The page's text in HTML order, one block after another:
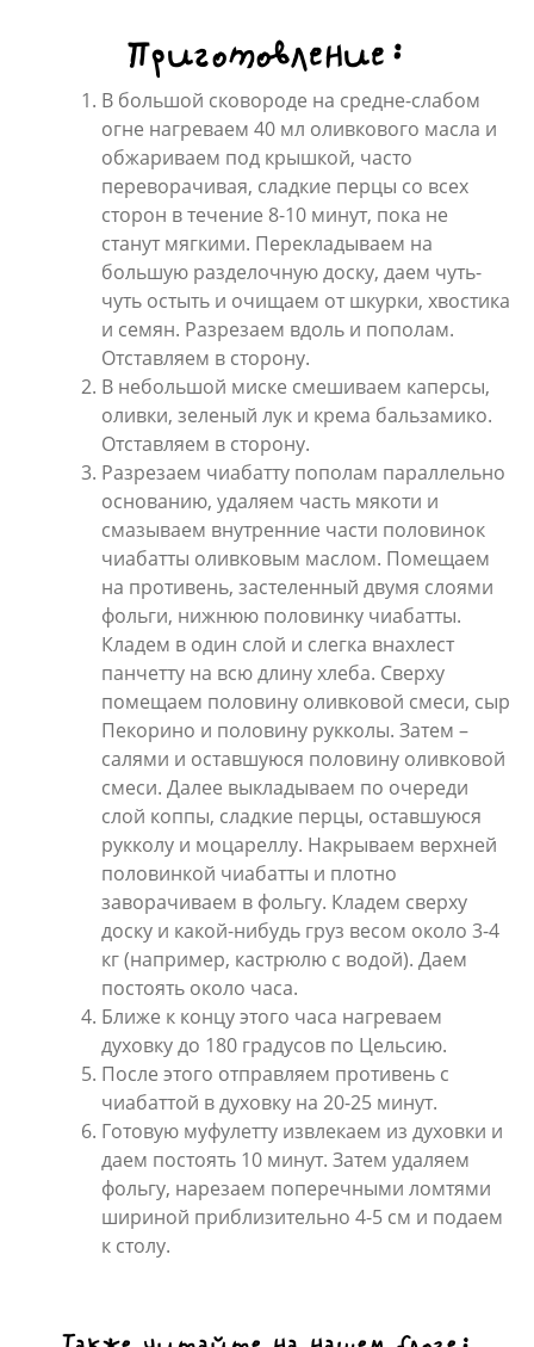
Приготовление:
В большой сковороде на средне-слабом
огне нагреваем 40 мл оливкового масла и
обжариваем под крышкой, часто
переворачивая, сладкие перцы со всех
сторон в течение 8-10 минут, пока не
станут мягкими. Перекладываем на
большую разделочную доску, даем чуть-
чуть остыть и очищаем от шкурки, хвостика
и семян. Разрезаем вдоль и пополам.
Отставляем в сторону.
В небольшой миске смешиваем каперсы,
оливки, зеленый лук и крема бальзамико.
Отставляем в сторону.
Разрезаем чиабатту пополам параллельно
основанию, удаляем часть мякоти и
смазываем внутренние части половинок
чиабатты оливковым маслом. Помещаем
на противень, застеленный двумя слоями
фольги, нижнюю половинку чиабатты.
Кладем в один слой и слегка внахлест
панчетту на всю длину хлеба. Сверху
помещаем половину оливковой смеси, сыр
Пекорино и половину рукколы. Затем –
салями и оставшуюся половину оливковой
смеси. Далее выкладываем по очереди
слой коппы, сладкие перцы, оставшуюся
рукколу и моцареллу. Накрываем верхней
половинкой чиабатты и плотно
заворачиваем в фольгу. Кладем сверху
доску и какой-нибудь груз весом около 3-4
кг (например, кастрюлю с водой). Даем
постоять около часа.
Ближе к концу этого часа нагреваем
духовку до 180 градусов по Цельсию.
После этого отправляем противень с
чиабаттой в духовку на 20-25 минут.
Готовую муфулетту извлекаем из духовки и
даем постоять 10 минут. Затем удаляем
фольгу, нарезаем поперечными ломтями
шириной приблизительно 4-5 см и подаем
к столу.